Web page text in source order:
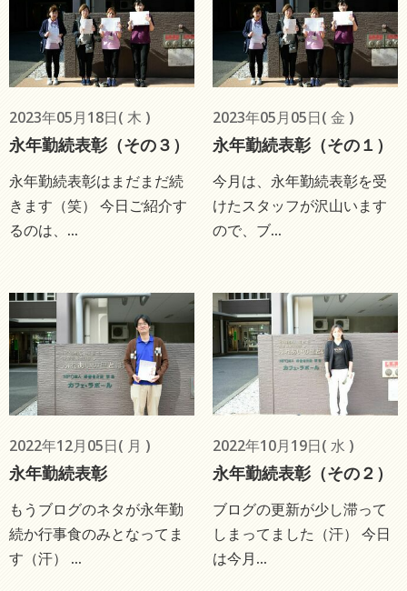
2023年05月18日( 木 )
永年勤続表彰（その３）
永年勤続表彰はまだまだ続
きます（笑） 今日ご紹介す
るのは、...
2023年05月05日( 金 )
永年勤続表彰（その１）
今月は、永年勤続表彰を受
けたスタッフが沢山います
ので、ブ...
2022年12月05日( 月 )
永年勤続表彰
もうブログのネタが永年勤
続か行事食のみとなってま
す（汗） ...
2022年10月19日( 水 )
永年勤続表彰（その２）
ブログの更新が少し滞って
しまってました（汗） 今日
は今月...